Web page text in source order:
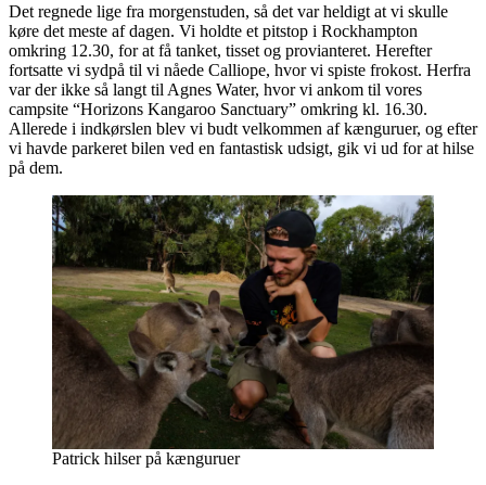
Det regnede lige fra morgenstuden, så det var heldigt at vi skulle
køre det meste af dagen. Vi holdte et pitstop i Rockhampton
omkring 12.30, for at få tanket, tisset og provianteret. Herefter
fortsatte vi sydpå til vi nåede Calliope, hvor vi spiste frokost. Herfra
var der ikke så langt til Agnes Water, hvor vi ankom til vores
campsite “Horizons Kangaroo Sanctuary” omkring kl. 16.30.
Allerede i indkørslen blev vi budt velkommen af kænguruer, og efter
vi havde parkeret bilen ved en fantastisk udsigt, gik vi ud for at hilse
på dem.
Patrick hilser på kænguruer